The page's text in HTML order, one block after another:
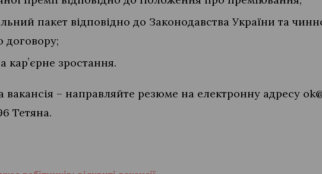
пакет відповідно до Законодавства України та
договору;
карʼєрне зростання.
вакансія – направляйте резюме на електронну адресу
Тетяна.